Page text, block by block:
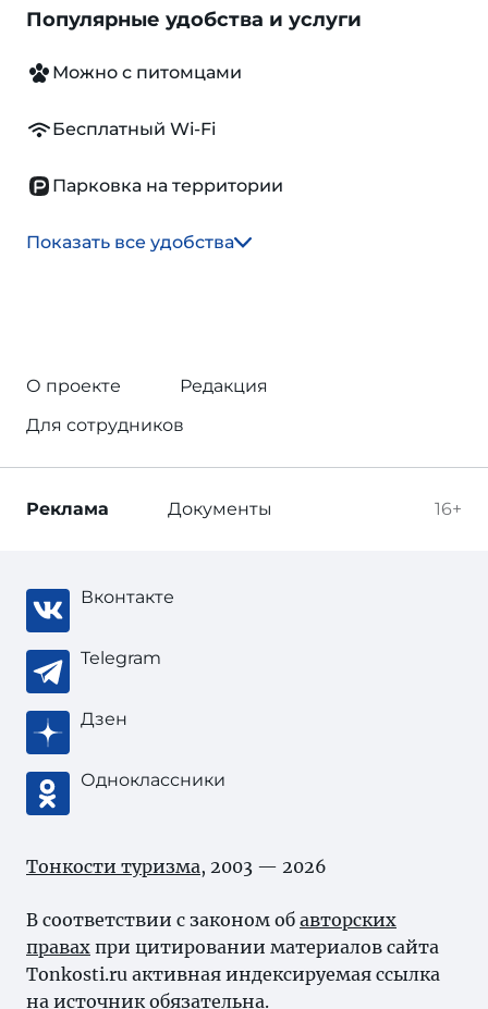
Популярные удобства и услуги
Можно с питомцами
Бесплатный Wi-Fi
Парковка на территории
Показать все удобства
О проекте
Редакция
Для сотрудников
16+
Реклама Документы
Вконтакте
Telegram
Дзен
Одноклассники
Тонкости туризма, 2003 — 2026
В соответствии с законом об авторских
правах при цитировании материалов сайта
Tonkosti.ru активная индексируемая ссылка
на источник обязательна.